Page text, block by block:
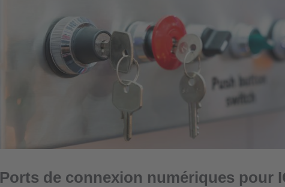
Ports de connexion numériques pour